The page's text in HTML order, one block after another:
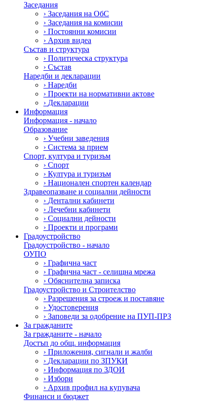
Заседания
› Заседания на ОбС
› Заседания на комисии
› Постоянни комисии
› Архив видеа
Състав и структура
› Политическа структура
› Състав
Наредби и декларации
› Наредби
› Проекти на нормативни актове
› Декларации
Информация
Информация - начало
Образование
› Учебни заведения
› Система за прием
Спорт, култура и туризъм
› Спорт
› Култура и туризъм
› Национален спортен календар
Здравеопазване и социални дейности
› Дентални кабинети
› Лечебни кабинети
› Социални дейности
› Проекти и програми
Градоустройство
Градоустройство - начало
ОУПО
› Графична част
› Графична част - селищна мрежа
› Обяснителна записка
Градоустройство и Строителство
› Разрешения за строеж и поставяне
› Удостоверения
› Заповеди за одобрение на ПУП-ПРЗ
За гражданите
За гражданите - начало
Достъп до общ. информация
› Приложения, сигнали и жалби
› Декларации по ЗПУКИ
› Информация по ЗДОИ
› Избори
› Архив профил на купувача
Финанси и бюджет